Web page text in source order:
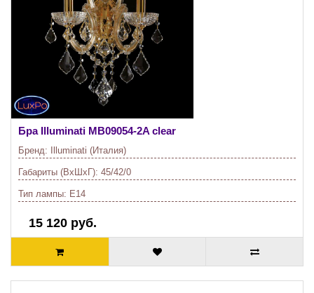
Бра Illuminati MB09054-2A clear
Бренд: Illuminati (Италия)
Габариты (ВхШхГ): 45/42/0
Тип лампы: E14
15 120 руб.